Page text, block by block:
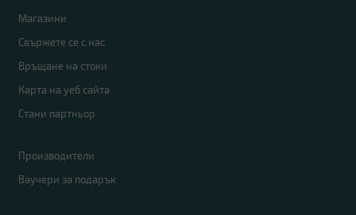
Магазини
Свържете се с нас
Връщане на стоки
Карта на уеб сайта
Стани партньор
Производители
Ваучери за подарък